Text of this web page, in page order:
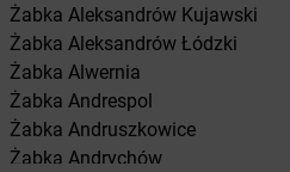
Żabka Aleksandrów Kujawski
Żabka Aleksandrów Łódzki
Żabka Alwernia
Żabka Andrespol
Żabka Andruszkowice
Żabka Andrychów